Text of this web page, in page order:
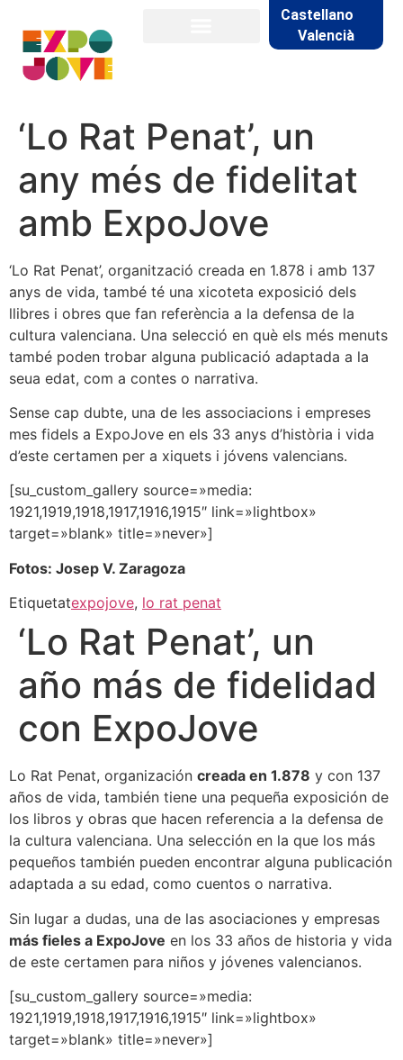
Castellano
Valencià
‘Lo Rat Penat’, un
any més de fidelitat
amb ExpoJove
‘Lo Rat Penat’, organització creada en 1.878 i amb 137
anys de vida, també té una xicoteta exposició dels
llibres i obres que fan referència a la defensa de la
cultura valenciana. Una selecció en què els més menuts
també poden trobar alguna publicació adaptada a la
seua edat, com a contes o narrativa.
Sense cap dubte, una de les associacions i empreses
mes fidels a ExpoJove en els 33 anys d’història i vida
d’este certamen per a xiquets i jóvens valencians.
[su_custom_gallery source=»media:
1921,1919,1918,1917,1916,1915″ link=»lightbox»
target=»blank» title=»never»]
Fotos: Josep V. Zaragoza
Etiquetatexpojove, lo rat penat
‘Lo Rat Penat’, un
año más de fidelidad
con ExpoJove
Lo Rat Penat, organización creada en 1.878 y con 137
años de vida, también tiene una pequeña exposición de
los libros y obras que hacen referencia a la defensa de
la cultura valenciana. Una selección en la que los más
pequeños también pueden encontrar alguna publicación
adaptada a su edad, como cuentos o narrativa.
Sin lugar a dudas, una de las asociaciones y empresas
más fieles a ExpoJove en los 33 años de historia y vida
de este certamen para niños y jóvenes valencianos.
[su_custom_gallery source=»media:
1921,1919,1918,1917,1916,1915″ link=»lightbox»
target=»blank» title=»never»]